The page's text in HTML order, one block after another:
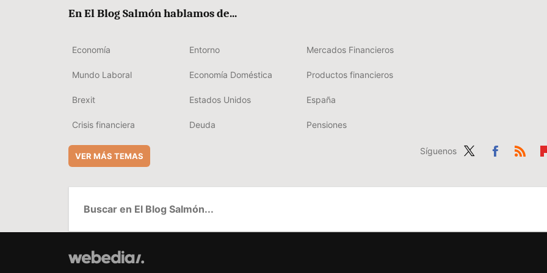
Síguenos
ter
ebo
En El Blog Salmón hablamos de...
Economía Entorno Mercados Financieros
Mundo Laboral Economía Doméstica Productos financieros
Brexit Estados Unidos España
Crisis financiera Deuda Pensiones
VER MÁS TEMAS